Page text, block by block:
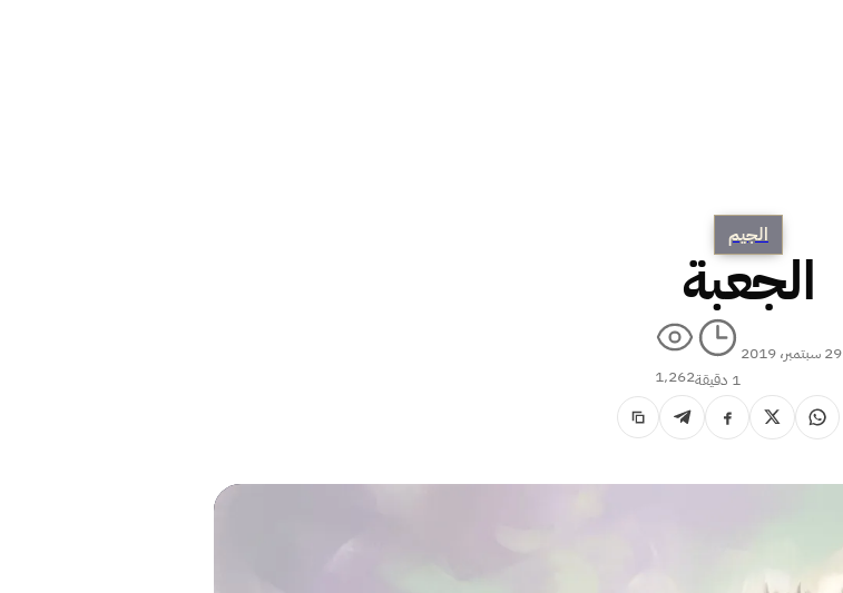
الجيم
الجعبة
29 سبتمبر، 2019
1 دقيقة
1٬262